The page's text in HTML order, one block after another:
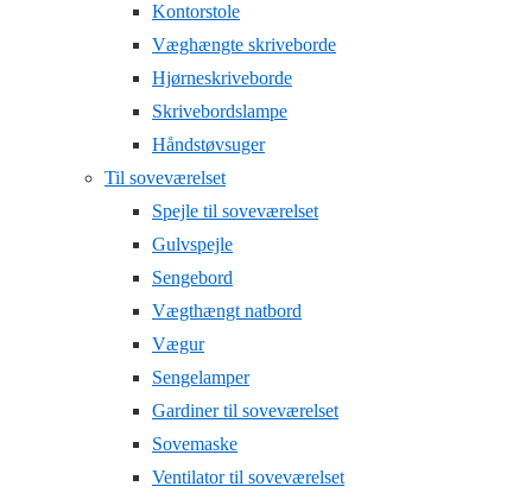
Kontorstole
Væghængte skriveborde
Hjørneskriveborde
Skrivebordslampe
Håndstøvsuger
Til soveværelset
Spejle til soveværelset
Gulvspejle
Sengebord
Vægthængt natbord
Vægur
Sengelamper
Gardiner til soveværelset
Sovemaske
Ventilator til soveværelset